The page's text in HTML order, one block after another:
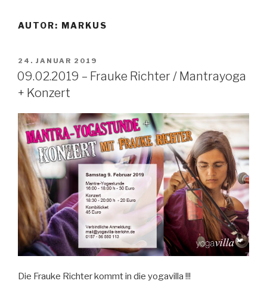
AUTOR: MARKUS
VERÖFFENTLICHT
AM
24. JANUAR 2019
09.02.2019 – Frauke Richter / Mantrayoga
+ Konzert
Die Frauke Richter kommt in die yogavilla !!!